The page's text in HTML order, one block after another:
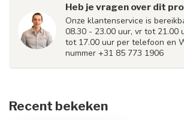
Heb je vragen over dit
Onze klantenservice is
08.30 - 23.00 uur, vr tot 21.00
tot 17.00 uur per telefoon en
nummer +31 85 773 1906
Recent bekeken